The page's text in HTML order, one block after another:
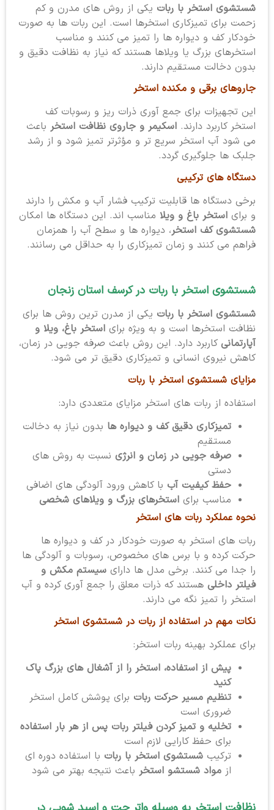
شستشوی استخر با رباتیکی از روش های مدرن و کم
زحمت برای تمیزکاری استخرها است. این ربات ها به صورت
خودکار کف و دیواره ها را تمیز می کنند و مناسب
استخرهای بزرگ یا ویلاها هستند که نیاز به نظافت دقیق و
بدون دخالت مستقیم دارند.
جاروهای برقی و مکنده استخر
این تجهیزات برای جمع آوری ذرات ریز و رسوبات کف
استخر کاربرد دارند. اسکیمر و جاروی نظافت استخرباعث
می شود آب استخر سریع تر و مؤثرتر تمیز شود و از رشد
جلبک ها جلوگیری گردد.
دستگاه های ترکیبی
برخی دستگاه ها قابلیت ترکیب فشار آب و مکش را دارند
و برای استخر باغ و ویلامناسب اند. این دستگاه ها امکان
شستشوی کف استخر، دیواره ها و سطح آب را همزمان
فراهم می کنند و زمان تمیزکاری را به حداقل می رسانند.
شستشوی استخر با ربات در کرسف استان زنجان
شستشوی استخر با رباتیکی از مدرن ترین روش ها برای
نظافت استخرها است و به ویژه برای استخر باغ، ویلا و
آپارتمانیکاربرد دارد. این روش باعث صرفه جویی در زمان،
کاهش نیروی انسانی و تمیزکاری دقیق تر می شود.
مزایای شستشوی استخر با ربات
استفاده از ربات های استخر مزایای متعددی دارد:
تمیزکاری دقیق کف و دیواره هابدون نیاز به دخالت
مستقیم
صرفه جویی در زمان و انرژینسبت به روش های
دستی
حفظ کیفیت آببا کاهش ورود آلودگی های اضافی
مناسب برای استخرهای بزرگ و ویلاهای شخصی
نحوه عملکرد ربات های استخر
ربات های استخر به صورت خودکار در کف و دیواره ها
حرکت کرده و با برس های مخصوص، رسوبات و آلودگی ها
را جدا می کنند. برخی مدل ها دارای سیستم مکش و
فیلتر داخلیهستند که ذرات معلق را جمع آوری کرده و آب
استخر را تمیز نگه می دارند.
نکات مهم در استفاده از ربات در شستشوی استخر
برای عملکرد بهینه ربات استخر:
پیش از استفاده، استخر را از آشغال های بزرگ پاک
کنید
تنظیم مسیر حرکت رباتبرای پوشش کامل استخر
ضروری است
تخلیه و تمیز کردن فیلتر ربات پس از هر بار استفاده
برای حفظ کارایی لازم است
ترکیب شستشوی استخر با رباتبا استفاده دوره ای
از مواد شستشو استخرباعث نتیجه بهتر می شود